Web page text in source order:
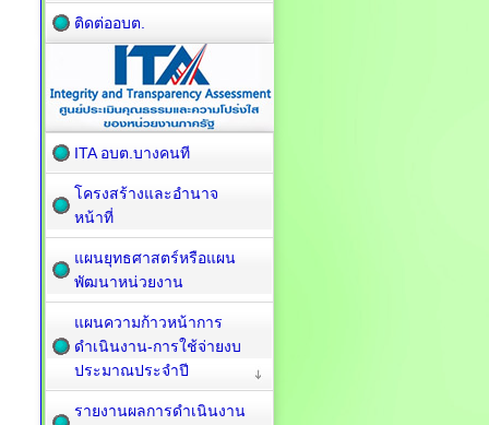
ติดต่ออบต.
ITA อบต.บางคนที
โครงสร้างและอำนาจ
หน้าที่
แผนยุทธศาสตร์หรือแผน
พัฒนาหน่วยงาน
แผนความก้าวหน้าการ
ดำเนินงาน-การใช้จ่ายงบ
ประมาณประจำปี
รายงานผลการดำเนินงาน